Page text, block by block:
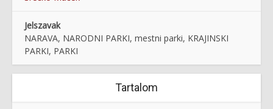
Jelszavak
NARAVA, NARODNI PARKI, mestni parki, KRAJINSKI
PARKI, PARKI
Tartalom